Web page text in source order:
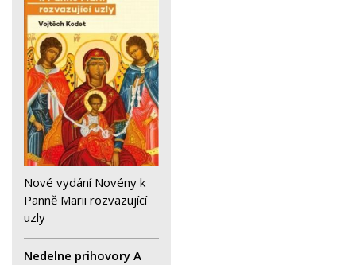
Nové vydání Novény k
Panně Marii rozvazující
uzly
Nedelne prihovory A